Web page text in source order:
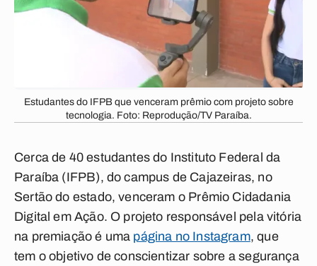
Estudantes do IFPB que venceram prêmio com projeto sobre
tecnologia. Foto: Reprodução/TV Paraíba.
Cerca de 40 estudantes do Instituto Federal da
Paraíba (IFPB), do campus de Cajazeiras, no
Sertão do estado, venceram o Prêmio Cidadania
Digital em Ação. O projeto responsável pela vitória
na premiação é uma página no Instagram, que
tem o objetivo de conscientizar sobre a segurança